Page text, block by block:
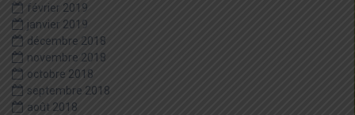
février 2019
janvier 2019
décembre 2018
novembre 2018
octobre 2018
septembre 2018
août 2018